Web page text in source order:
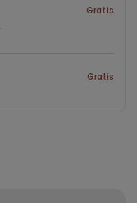
Gratis
Gratis